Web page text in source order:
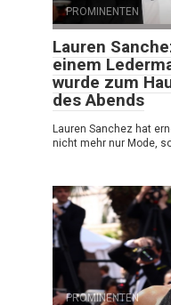
PROMINENTEN
Lauren
einem
wurde zum
des Abends
Lauren Sanchez hat
nicht mehr nur Mode,
PROMINENTEN